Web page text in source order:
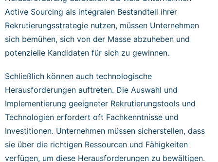
Active Sourcing als integralen Bestandteil ihrer
Rekrutierungsstrategie nutzen, müssen Unternehmen
sich bemühen, sich von der Masse abzuheben und
potenzielle Kandidaten für sich zu gewinnen.
Schließlich können auch technologische
Herausforderungen auftreten. Die Auswahl und
Implementierung geeigneter Rekrutierungstools und
Technologien erfordert oft Fachkenntnisse und
Investitionen. Unternehmen müssen sicherstellen, dass
sie über die richtigen Ressourcen und Fähigkeiten
verfügen, um diese Herausforderungen zu bewältigen.